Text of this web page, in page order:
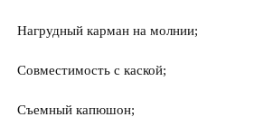
Нагрудный карман на молнии;
Совместимость с каской;
Съемный капюшон;